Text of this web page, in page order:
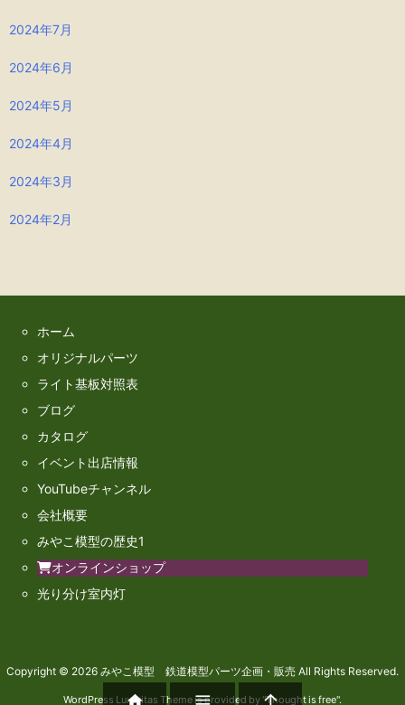
2024年7月
2024年6月
2024年5月
2024年4月
2024年3月
2024年2月
ホーム
オリジナルパーツ
ライト基板対照表
ブログ
カタログ
イベント出店情報
YouTubeチャンネル
会社概要
みやこ模型の歴史1
オンラインショップ
光り分け室内灯
Copyright © 2026 みやこ模型 鉄道模型パーツ企画・販売 All Rights Reserved.
WordPress Luxeritas Theme is provided by "Thought is free".
  